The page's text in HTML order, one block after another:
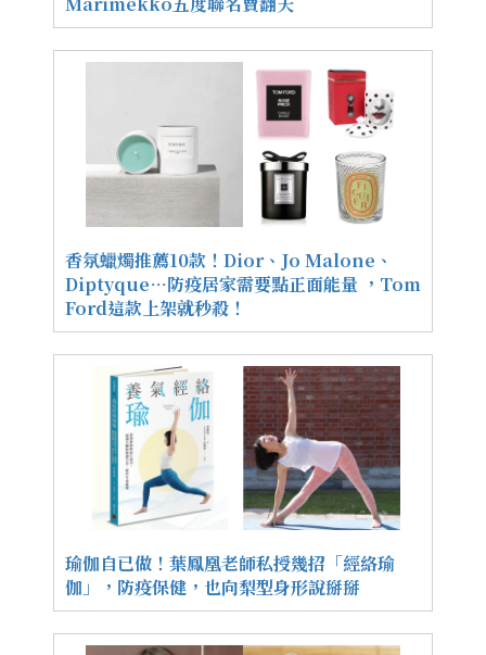
香氛蠟燭推薦10款！Dior、Jo Malone、
Diptyque…防疫居家需要點正面能量 ，Tom
Ford這款上架就秒殺！
瑜伽自已做！葉鳳凰老師私授幾招「經絡瑜
伽」，防疫保健，也向梨型身形說掰掰